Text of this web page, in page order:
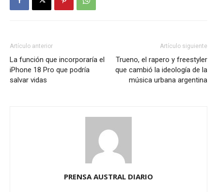
Artículo anterior
La función que incorporaría el
iPhone 18 Pro que podría
salvar vidas
Artículo siguiente
Trueno, el rapero y freestyler
que cambió la ideología de la
música urbana argentina
PRENSA AUSTRAL DIARIO